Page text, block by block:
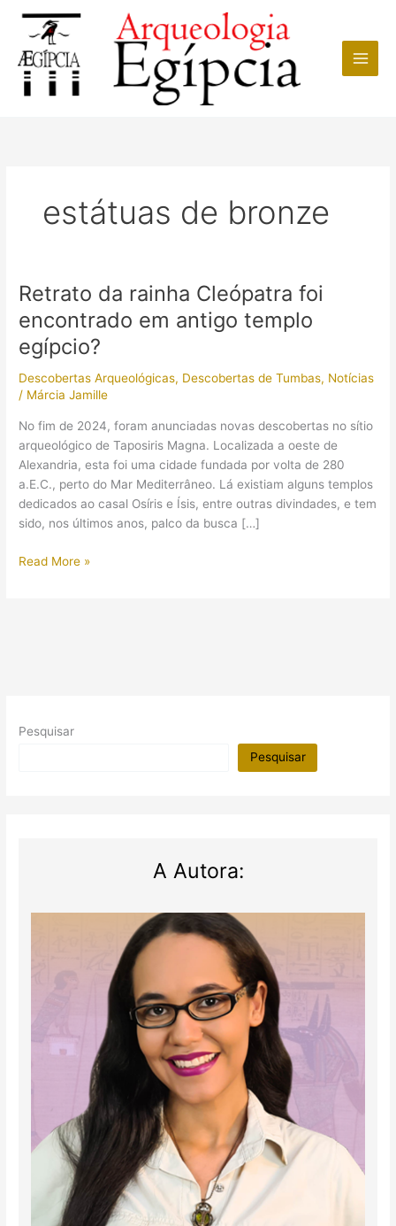
conteúdo
estátuas de bronze
Retrato da rainha Cleópatra foi
encontrado em antigo templo
egípcio?
Descobertas Arqueológicas, Descobertas de Tumbas, Notícias
/ Márcia Jamille
No fim de 2024, foram anunciadas novas descobertas no sítio
arqueológico de Taposiris Magna. Localizada a oeste de
Alexandria, esta foi uma cidade fundada por volta de 280
a.E.C., perto do Mar Mediterrâneo. Lá existiam alguns templos
dedicados ao casal Osíris e Ísis, entre outras divindades, e tem
sido, nos últimos anos, palco da busca […]
Retrato
egípcio?
Read More »
Pesquisar
Pesquisar
A Autora: